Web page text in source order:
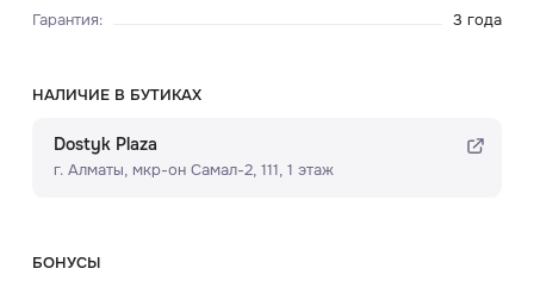
Гарантия: 3 года
НАЛИЧИЕ В БУТИКАХ
Dostyk Plaza
г. Алматы, мкр-он Самал-2, 111, ​1 этаж
БОНУСЫ